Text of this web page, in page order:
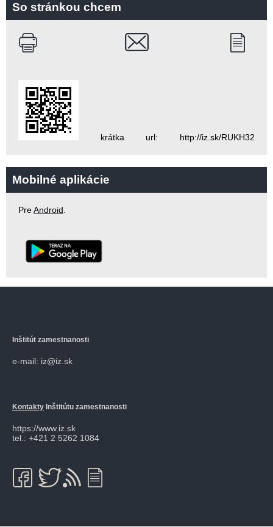
So stránkou chcem
krátka url: http://iz.sk/RUKH32
Mobilné aplikácie
PreAndroid.
Inštitút zamestnanosti
e-mail: iz@iz.sk
Kontakty Inštitútu zamestnanosti
https://www.iz.sk
tel.: +421 2 5262 1084